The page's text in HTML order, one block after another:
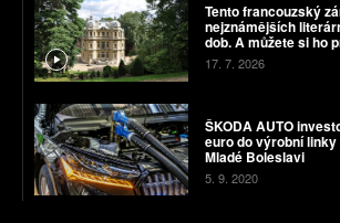
Tento francouzský
nejznámějších
dob. A můžete si ho
17. 7. 2026
ŠKODA AUTO
euro do výrobní linky
Mladé Boleslavi
5. 9. 2020